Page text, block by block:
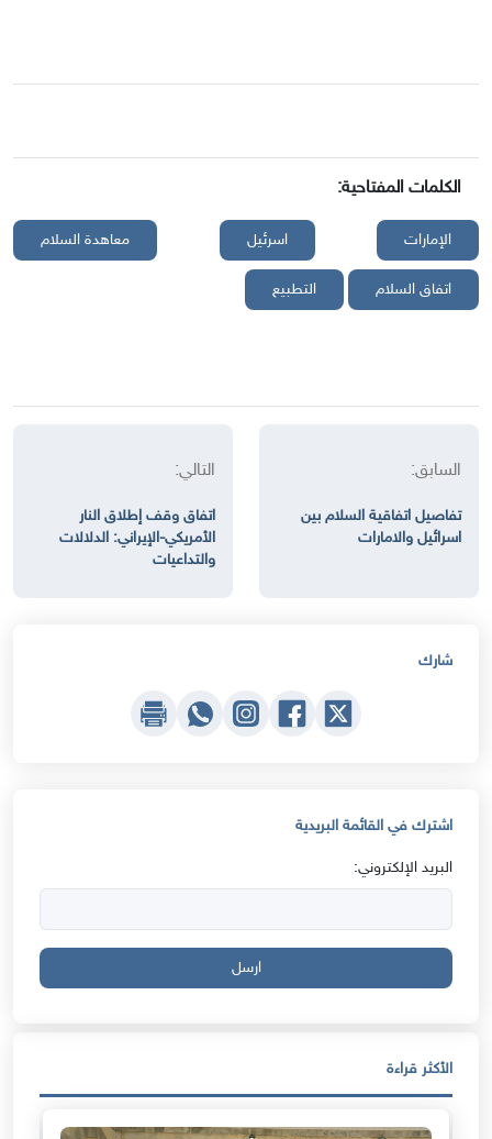
الكلمات المفتاحية:
الإمارات اسرئيل معاهدة السلام
اتفاق السلام التطبيع
السابق:
تفاصيل اتفاقية السلام بين
اسرائيل والامارات
التالي:
اتفاق وقف إطلاق النار
الأمريكي-الإيراني: الدلالات
والتداعيات
شارك
اشترك في القائمة البريدية
البريد الإلكتروني:
ارسل
الأكثر قراءة